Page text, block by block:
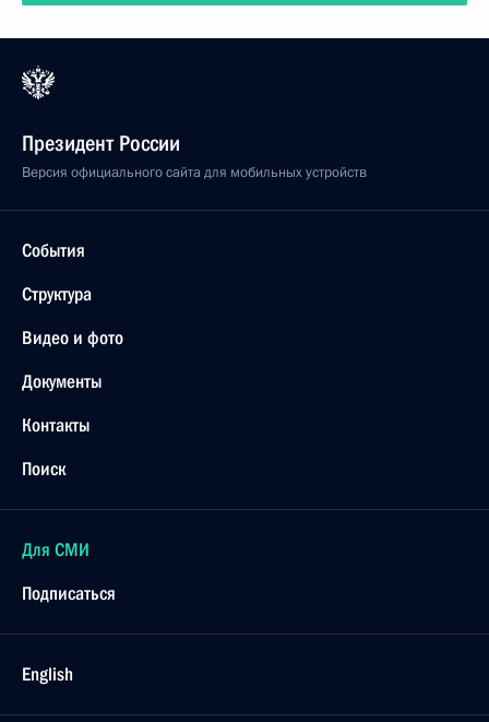
Президент России
Версия официального сайта для мобильных устройств
События
Структура
Видео и фото
Документы
Контакты
Поиск
Для СМИ
Подписаться
English